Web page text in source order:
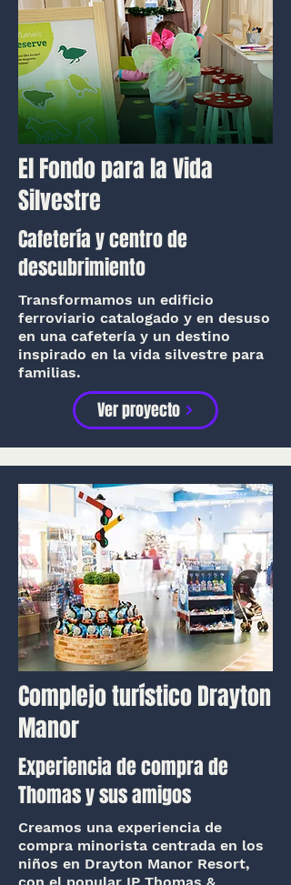
El Fondo para la Vida
Silvestre
Cafetería y centro de
descubrimiento
Transformamos un edificio
ferroviario catalogado y en desuso
en una cafetería y un destino
inspirado en la vida silvestre para
familias.
Ver proyecto
Complejo turístico Drayton
Manor
Experiencia de compra de
Thomas y sus amigos
Creamos una experiencia de
compra minorista centrada en los
niños en Drayton Manor Resort,